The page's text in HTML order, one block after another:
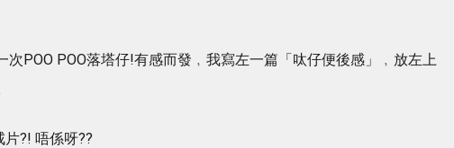
POO POO落塔仔!有感而發﹐我寫左一篇「呔仔便後感」﹐放左上
?! 唔係呀??